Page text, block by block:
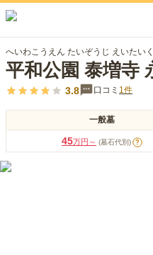
へいわこうえん たいぞうじ えいたい
平和公園 泰増寺
3.8 口コミ 1件
一般墓
45万円～ (墓石代別) ?